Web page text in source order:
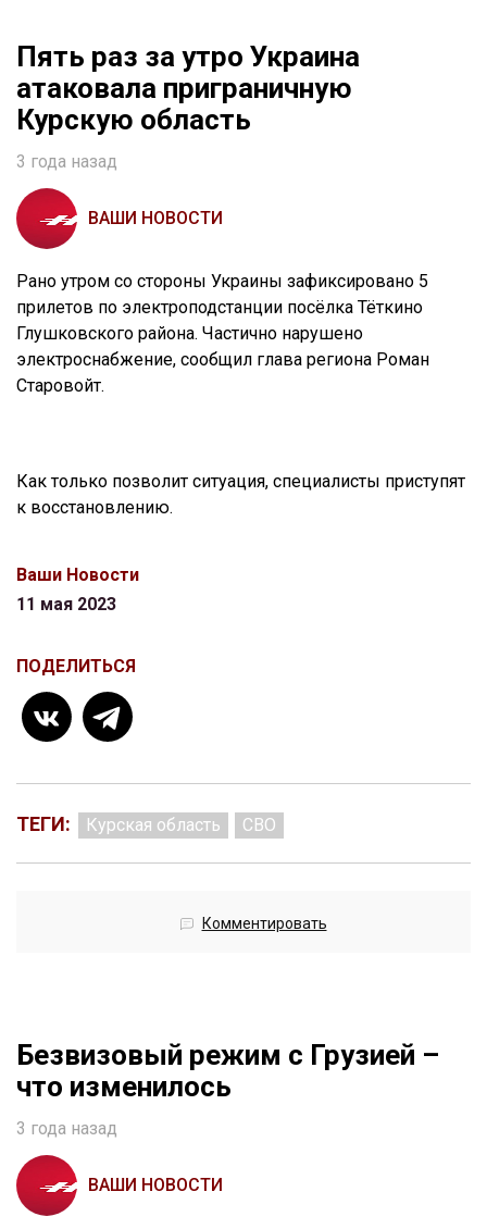
Пять раз за утро Украина
атаковала приграничную
Курскую область
3 года назад
ВАШИ НОВОСТИ
Рано утром со стороны Украины зафиксировано 5
прилетов по электроподстанции посёлка Тёткино
Глушковского района. Частично нарушено
электроснабжение, сообщил глава региона Роман
Старовойт.
Как только позволит ситуация, специалисты приступят
к восстановлению.
Ваши Новости
11 мая 2023
ПОДЕЛИТЬСЯ
ТЕГИ: Курская область СВО
Комментировать
Безвизовый режим с Грузией –
что изменилось
3 года назад
ВАШИ НОВОСТИ